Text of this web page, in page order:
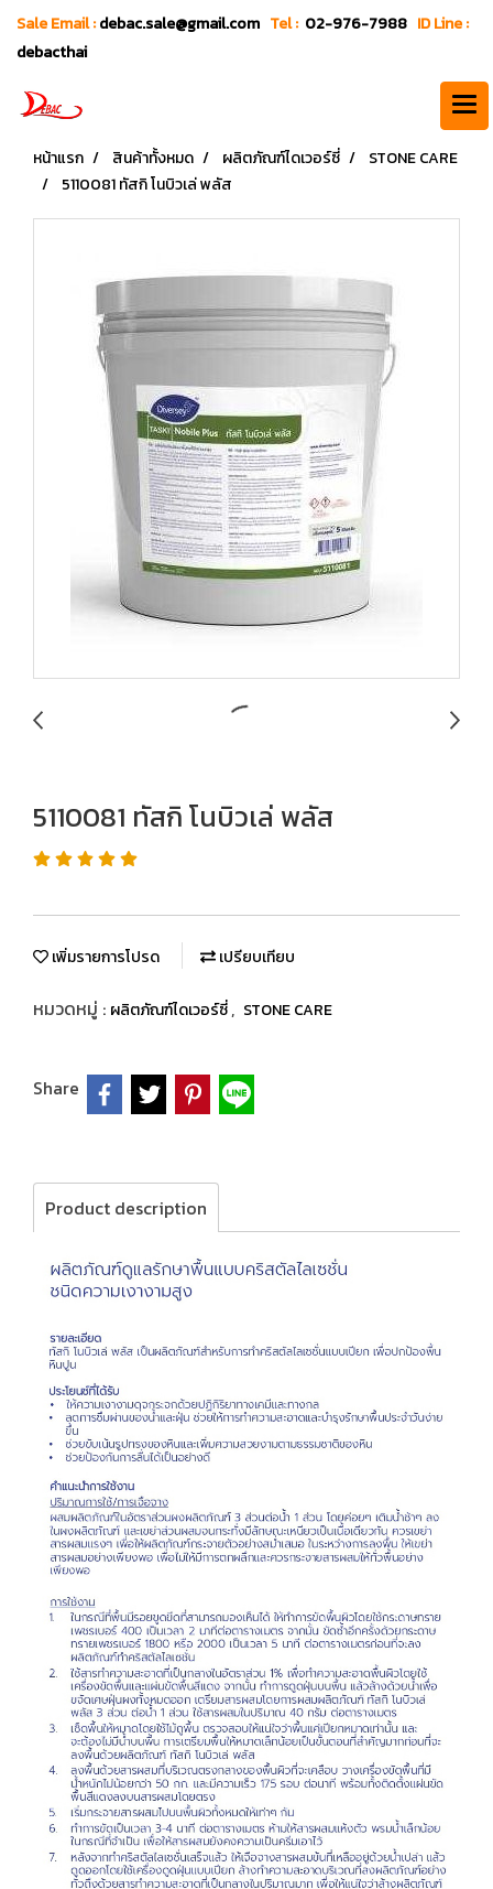
Sale Email :debac.sale@gmail.com Tel : 02-976-7988 ID Line :
debacthai
หน้าแรก สินค้าทั้งหมด ผลิตภัณฑ์ไดเวอร์ซี่
STONE CARE
5110081 ทัสกิ โนบิวเล่ พลัส
5110081 ทัสกิ โนบิวเล่ พลัส
เพิ่มรายการโปรด เปรียบเทียบ
หมวดหมู่ : ผลิตภัณฑ์ไดเวอร์ซี่, STONE CARE
Share
Product description